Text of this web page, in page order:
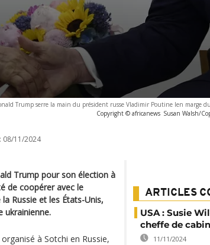
Trump serre la main du président russe Vladimir Poutine len marge
Copyright © africanews Susan Walsh/
08/11/2024
Trump pour son élection à
de coopérer avec le
Russie et les États-Unis,
ukrainienne.
à Sotchi en Russie,
ARTICLES
USA : Susie
cheffe de
11/11/2024